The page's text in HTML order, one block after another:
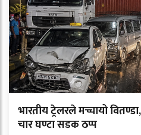
भारतीय ट्रेलरले मच्चायो
चार घण्टा सडक ठप्प